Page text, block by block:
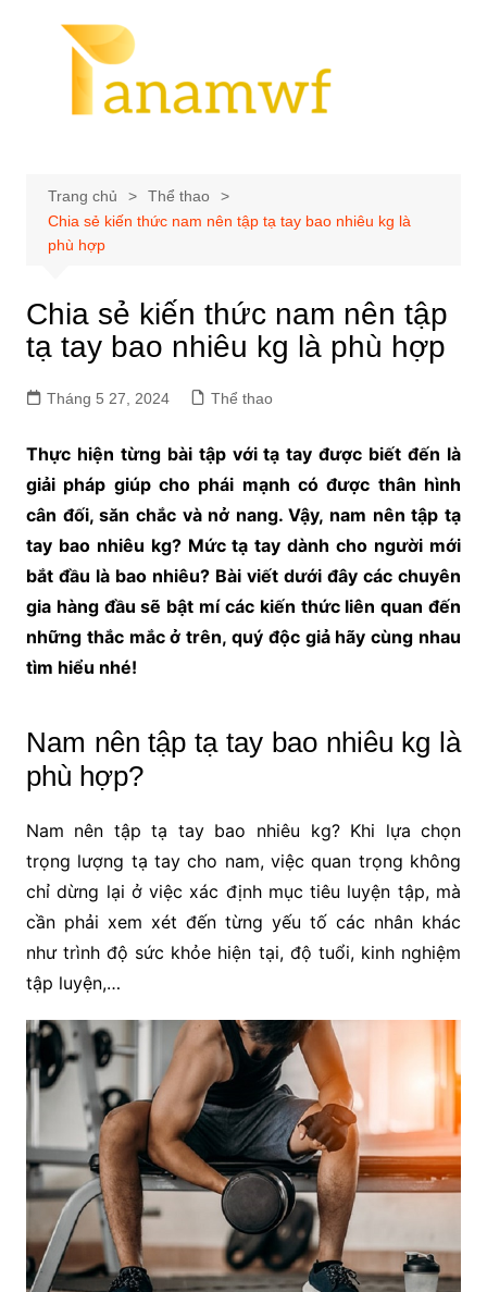
Trang chủ
Thể thao
Chia sẻ kiến thức nam nên tập tạ tay bao nhiêu kg là
phù hợp
Chia sẻ kiến thức nam nên tập
tạ tay bao nhiêu kg là phù hợp
Tháng 5 27, 2024 Thể thao
Thực hiện từng bài tập với tạ tay được biết đến là
giải pháp giúp cho phái mạnh có được thân hình
cân đối, săn chắc và nở nang. Vậy, nam nên tập tạ
tay bao nhiêu kg? Mức tạ tay dành cho người mới
bắt đầu là bao nhiêu? Bài viết dưới đây các chuyên
gia hàng đầu sẽ bật mí các kiến thức liên quan đến
những thắc mắc ở trên, quý độc giả hãy cùng nhau
tìm hiểu nhé!
Nam nên tập tạ tay bao nhiêu kg là
phù hợp?
Nam nên tập tạ tay bao nhiêu kg? Khi lựa chọn
trọng lượng tạ tay cho nam, việc quan trọng không
chỉ dừng lại ở việc xác định mục tiêu luyện tập, mà
cần phải xem xét đến từng yếu tố các nhân khác
như trình độ sức khỏe hiện tại, độ tuổi, kinh nghiệm
tập luyện,…